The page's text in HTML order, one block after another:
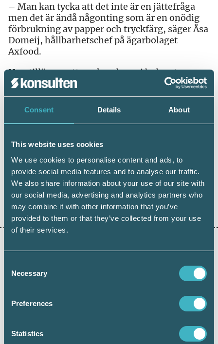
Consent Details About
This website uses cookies
We use cookies to personalise content and ads, to
provide social media features and to analyse our traffic.
We also share information about your use of our site with
our social media, advertising and analytics partners who
may combine it with other information that you’ve
provided to them or that they’ve collected from your use
of their services.
Selection
Necessary
Preferences
Statistics
– Man kan tycka att det inte är en jättefråga
men det är ändå någonting som är en onödig
förbrukning av papper och tryckfärg, säger Åsa
Domeij, hållbarhetschef på ägarbolaget
Axfood.
Hon tillägger att om kunderna i bolagets
samtliga omkring 500 butiker skulle välja
digital kvitton så skulle man spara drygt 255
miljoner papperskvitton om året.
Källa: di.se
Dela: